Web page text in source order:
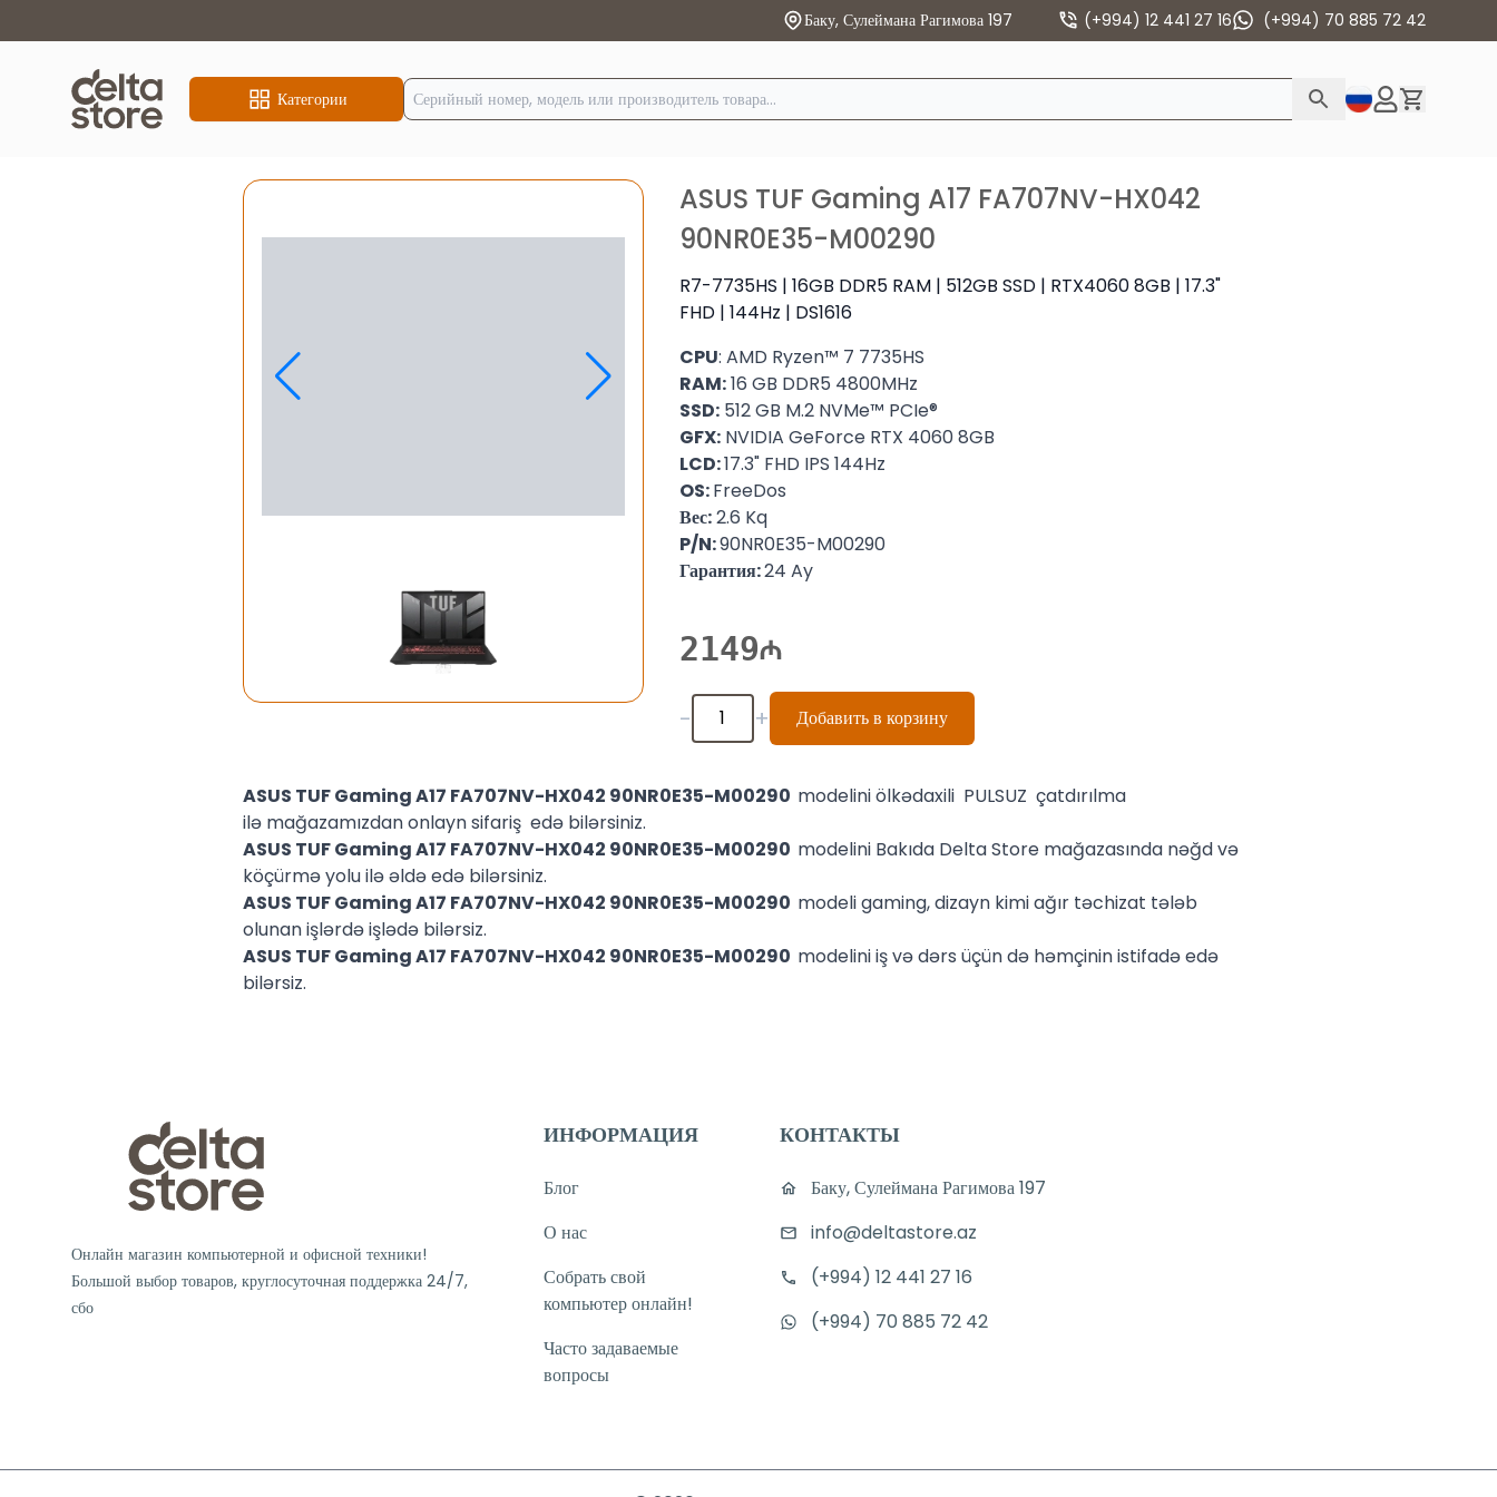
Баку, Сулеймана Рагимова 197 (+994) 12 441 27 16 (+994) 70 885 72 42
Категории
ASUS TUF Gaming A17 FA707NV-HX042
90NR0E35-M00290
R7-7735HS | 16GB DDR5 RAM | 512GB SSD | RTX4060 8GB | 17.3"
FHD | 144Hz | DS1616
CPU: AMD Ryzen™ 7 7735HS
RAM:16 GB DDR5 4800MHz
SSD:512 GB M.2 NVMe™ PCIe®
GFX:NVIDIA GeForce RTX 4060 8GB
LCD:17.3" FHD IPS 144Hz
OS:FreeDos
Вес:2.6 Kq
P/N:90NR0E35-M00290
Гарантия:24 Ay
2149
- + Добавить в корзину
ASUS TUF Gaming A17 FA707NV-HX042 90NR0E35-M00290 modelini ölkədaxili PULSUZ çatdırılma
ilə mağazamızdan onlayn sifariş edə bilərsiniz.
ASUS TUF Gaming A17 FA707NV-HX042 90NR0E35-M00290 modelini Bakıda Delta Store mağazasında nəğd və
köçürmə yolu ilə əldə edə bilərsiniz.
ASUS TUF Gaming A17 FA707NV-HX042 90NR0E35-M00290 modeli gaming, dizayn kimi ağır təchizat tələb
olunan işlərdə işlədə bilərsiz.
ASUS TUF Gaming A17 FA707NV-HX042 90NR0E35-M00290 modelini iş və dərs üçün də həmçinin istifadə edə
bilərsiz.
Онлайн магазин компьютерной и офисной техники!
Большой выбор товаров, круглосуточная поддержка 24/7,
сбо
ИНФОРМАЦИЯ
Блог
О нас
Собрать свой
компьютер онлайн!
Часто задаваемые
вопросы
КОНТАКТЫ
Баку, Сулеймана Рагимова 197
info@deltastore.az
(+994) 12 441 27 16
(+994) 70 885 72 42